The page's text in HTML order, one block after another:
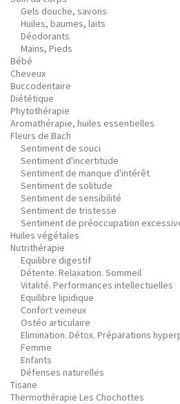
Gels douche, savons
Huiles, baumes, laits
Déodorants
Mains, Pieds
Bébé
Cheveux
Buccodentaire
Diététique
Phytothérapie
Aromathérapie, huiles essentielles
Fleurs de Bach
Sentiment de souci
Sentiment d'incertitude
Sentiment de manque d'intérêt
Sentiment de solitude
Sentiment de sensibilité
Sentiment de tristesse
Sentiment de préoccupation
Huiles végétales
Nutrithérapie
Equilibre digestif
Détente. Relaxation. Sommeil
Vitalité. Performances intellectuelles
Equilibre lipidique
Confort veineux
Ostéo articulaire
Elimination. Détox. Préparations
Femme
Enfants
Défenses naturelles
Tisane
Thermothérapie Les Chochottes